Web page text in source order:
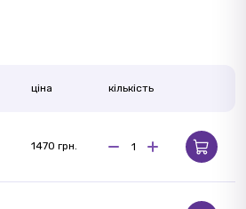
ціна кількість
1470 грн.